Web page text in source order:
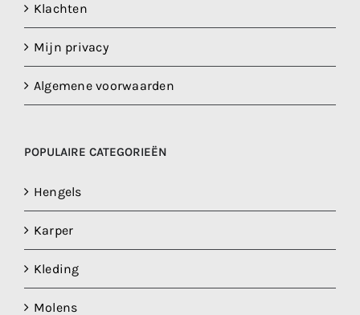
Klachten
Mijn privacy
Algemene voorwaarden
POPULAIRE CATEGORIEËN
Hengels
Karper
Kleding
Molens